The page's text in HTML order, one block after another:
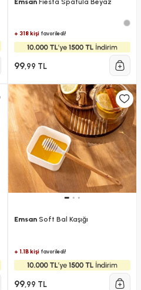
EmsanFiesta Spatula Beyaz
+ 318 kişifavoriledi!
99,99 TL
EmsanSoft Bal Kaşığı
+ 1.1B kişifavoriledi!
99,99 TL